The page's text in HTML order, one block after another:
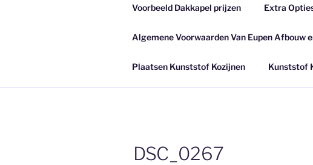
Voorbeeld Dakkapel prijzen Extra
Algemene Voorwaarden Van Eupen Afbouw
Plaatsen Kunststof Kozijnen Kunststof
DSC_0267